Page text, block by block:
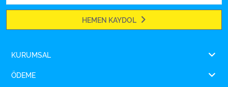
HEMEN KAYDOL
KURUMSAL
ÖDEME